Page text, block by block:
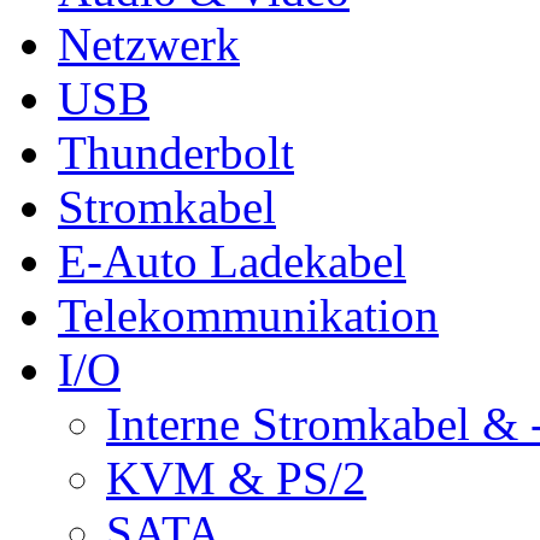
Netzwerk
USB
Thunderbolt
Stromkabel
E-Auto Ladekabel
Telekommunikation
I/O
Interne Stromkabel &
KVM & PS/2